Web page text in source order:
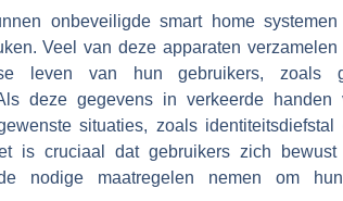
onbeveiligde smart home
Veel van deze apparaten
leven van hun gebruikers, zoals
deze gegevens in verkeerde
situaties, zoals identiteitsdiefstal
is cruciaal dat gebruikers zich
nodige maatregelen nemen om